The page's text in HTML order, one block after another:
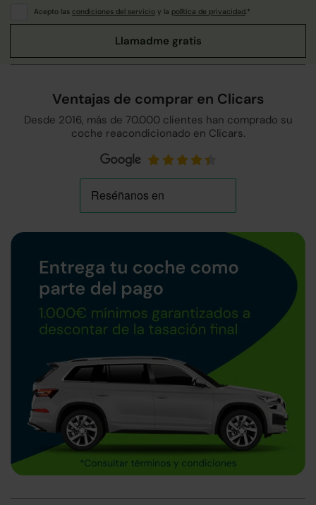
Acepto las condiciones del servicio y la política de privacidad.*
Ventajas de comprar en Clicars
Desde 2016, más de 70.000 clientes han comprado su
coche reacondicionado en Clicars.